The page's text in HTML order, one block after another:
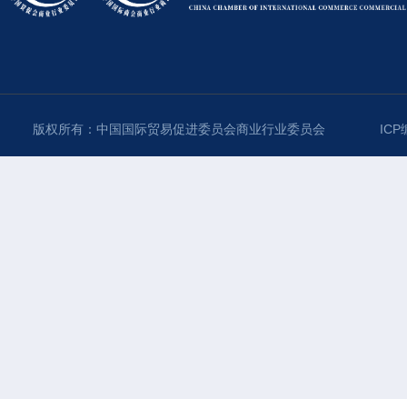
版权所有：中国国际贸易促进委员会商业行业委员会 ICP